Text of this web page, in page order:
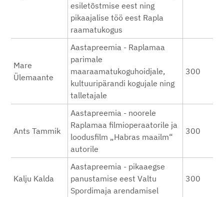
esiletõstmise eest ning
pikaajalise töö eest Rapla
raamatukogus
Mare
Ülemaante
Aastapreemia - Raplamaa
parimale
maaraamatukoguhoidjale,
kultuuripärandi kogujale ning
talletajale
300
Ants Tammik
Aastapreemia - noorele
Raplamaa filmioperaatorile ja
loodusfilm „Habras maailm“
autorile
300
Kalju Kalda
Aastapreemia - pikaaegse
panustamise eest Valtu
Spordimaja arendamisel
300